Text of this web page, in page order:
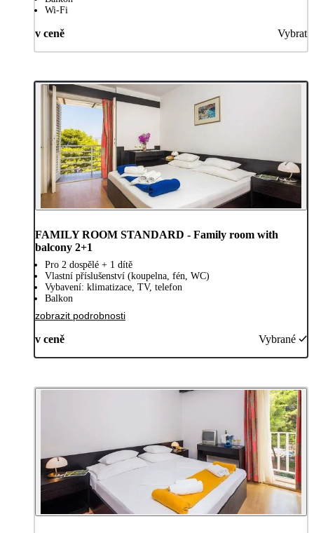
Wi-Fi
v ceně Vybrat
FAMILY ROOM STANDARD - Family room with
balcony 2+1
Pro 2 dospělé + 1 dítě
Vlastní příslušenství (koupelna, fén, WC)
Vybavení: klimatizace, TV, telefon
Balkon
zobrazit podrobnosti
v ceně Vybrané